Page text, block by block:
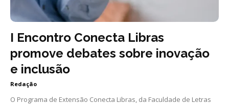
I Encontro Conecta Libras
promove debates sobre inovação
e inclusão
Redação
O Programa de Extensão Conecta Libras, da Faculdade de Letras